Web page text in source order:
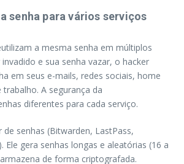
senha para vários serviços
a mesma senha em múltiplos
e sua senha vazar, o hacker
em seus e-mails, redes sociais, home
A segurança da
diferentes para cada serviço.
senhas (Bitwarden, LastPass,
Ele gera senhas longas e aleatórias (16 a
de forma criptografada.